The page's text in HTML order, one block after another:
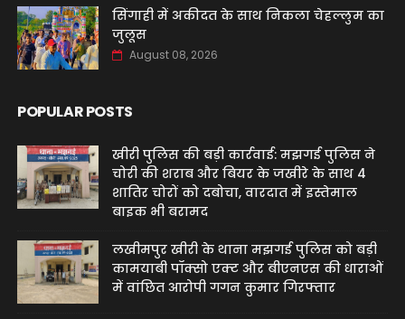
सिंगाही में अकीदत के साथ निकला चेहल्लुम का
जुलूस
August 08, 2026
POPULAR POSTS
खीरी पुलिस की बड़ी कार्रवाई: मझगई पुलिस ने
चोरी की शराब और बियर के जखीरे के साथ 4
शातिर चोरों को दबोचा, वारदात में इस्तेमाल
बाइक भी बरामद
लखीमपुर खीरी के थाना मझगई पुलिस को बड़ी
कामयाबी पॉक्सो एक्ट और बीएनएस की धाराओं
में वांछित आरोपी गगन कुमार गिरफ्तार